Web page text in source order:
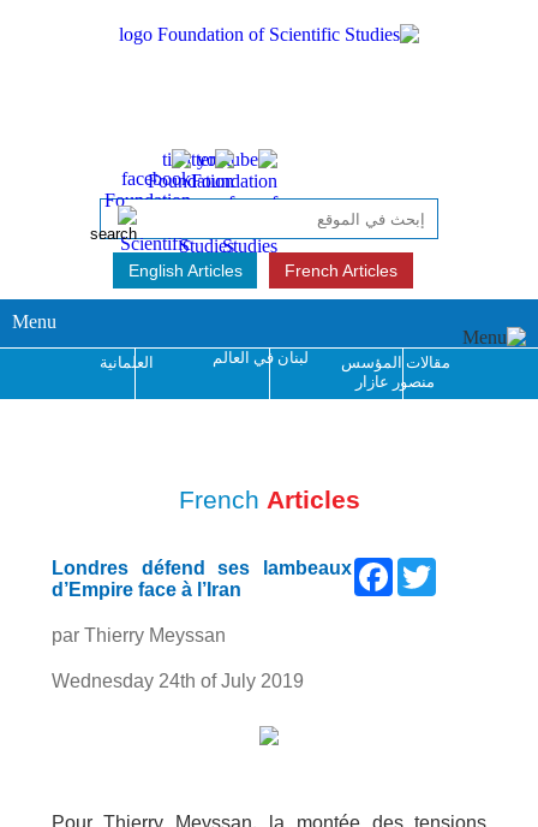
English Articles French Articles
Menu
مقالات المؤسس
منصور عازار
لبنان في العالم العلمانية
French Articles
Facebook
Londres défend ses lambeaux
d’Empire face à l’Iran
par Thierry Meyssan
Wednesday 24th of July 2019
Pour Thierry Meyssan, la montée des tensions